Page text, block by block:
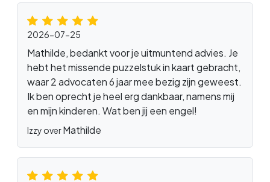
2026-07-25
Mathilde, bedankt voor je uitmuntend advies. Je
hebt het missende puzzelstuk in kaart gebracht,
waar 2 advocaten 6 jaar mee bezig zijn geweest.
Ik ben oprecht je heel erg dankbaar, namens mij
en mijn kinderen. Wat ben jij een engel!
Izzy overMathilde